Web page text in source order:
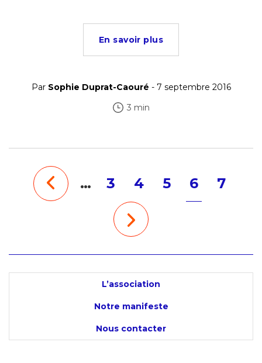
En savoir plus
Par Sophie Duprat-Caouré - 7 septembre 2016
3 min
… 3 4 5 6 7
L’association
Notre manifeste
Nous contacter